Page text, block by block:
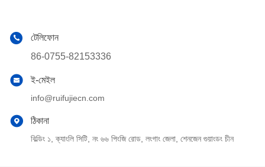
টেলিফোন
86-0755-82153336
ই-মেইল
info@ruifujiecn.com
ঠিকানা
বিল্ডিং ১, ক্যাংলি সিটি, নং ৬৬ পিংজি রোড, লংগাং জেলা, শেনজেন গুয়াংডং চীন